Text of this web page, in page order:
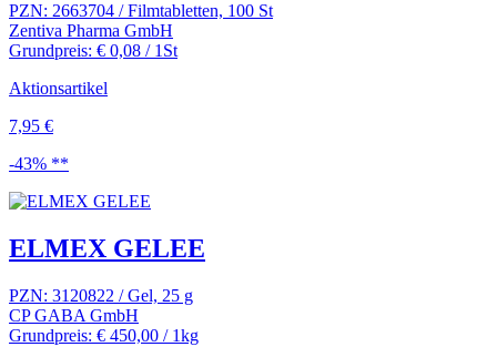
PZN: 2663704 / Filmtabletten, 100 St
Zentiva Pharma GmbH
Grundpreis: € 0,08 / 1St
Aktionsartikel
7,95 €
-43% **
ELMEX GELEE
PZN: 3120822 / Gel, 25 g
CP GABA GmbH
Grundpreis: € 450,00 / 1kg